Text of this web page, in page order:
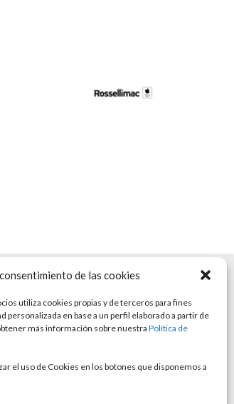
de las cookies
utiliza cookies propias y de terceros para fines
personalizada en base a un perfil elaborado a partir de
más información sobre nuestra Política de
el uso de Cookies en los botones que disponemos a